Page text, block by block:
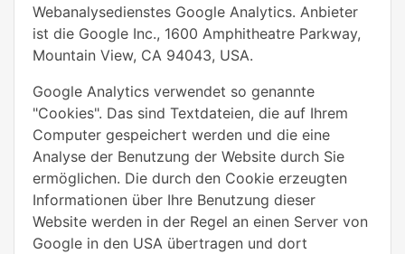
Webanalysedienstes Google Analytics. Anbieter
ist die Google Inc., 1600 Amphitheatre Parkway,
Mountain View, CA 94043, USA.
Google Analytics verwendet so genannte
"Cookies". Das sind Textdateien, die auf Ihrem
Computer gespeichert werden und die eine
Analyse der Benutzung der Website durch Sie
ermöglichen. Die durch den Cookie erzeugten
Informationen über Ihre Benutzung dieser
Website werden in der Regel an einen Server von
Google in den USA übertragen und dort